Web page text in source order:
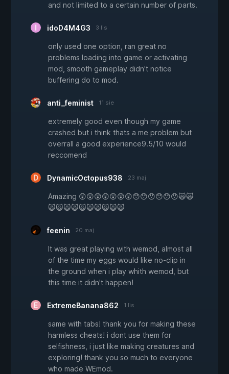
and not limited to a certain number of parts.
idoD4M4G3 3 lis
only used one option, ran great no
problems loading into game or activating
mod, smooth gameplay didn't notice
buffering do to mod.
anti_feminist 11 sie
extremely good even though my game
crashed but i think thats a me problem but
overrall a good experience9.5/10 would
reccomend
DynamicOctopus938 23 maj
Amazing 😲😲😲😲😲😲😲😯😯😯😯😯😯🙀🙀
🙀🙀🙀🙀🙀🙀🙀🙀🙀🙀
feenin 20 maj
It was great playing with wemod, almost all
of the time my eggs would like no-clip in
the ground when i play whith wemod, but
this time it didn't happen!
ExtremeBanana862 1 lis
same with tabs! thank you for making these
harmless cheats! i dont use them for
selfishness, i just like making creatures and
exploring! thank you so much to everyone
who made WEmod.